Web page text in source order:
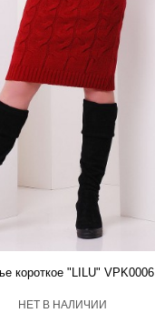
короткое "LILU" VPK0006
HЕТ В НАЛИЧИИ